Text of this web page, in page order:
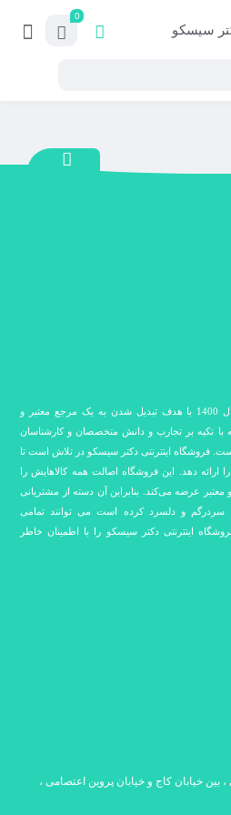
سیسکو
0
فروشگاه اینترنتی دکتر سیسکو در سال 1400 با هدف تبدیل شدن به یک مرجع معتبر و
تکیه بر تجارب و دانش متخصصان و کارشناسان
فروشگاه اینترنتی دکتر سیسکو در تلاش است تا
ارائه دهد. این فروشگاه اصالت همه کالاهایش را
معتبر عرضه می‌کند. بنابراین آن دسته از مشتریانی
سردرگم و دلسرد کرده است می توانند تمامی
اینترنتی دکتر سیسکو را با اطمینان خاطر
خیابان کاج و خیابان پروین اعتصامی ،